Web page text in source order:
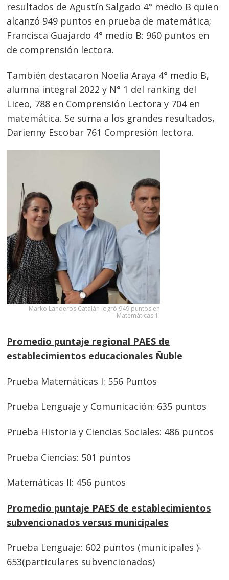
resultados de Agustín Salgado 4° medio B quien
alcanzó 949 puntos en prueba de matemática;
Francisca Guajardo 4° medio B: 960 puntos en
de comprensión lectora.
También destacaron Noelia Araya 4° medio B,
alumna integral 2022 y N° 1 del ranking del
Liceo, 788 en Comprensión Lectora y 704 en
matemática. Se suma a los grandes resultados,
Darienny Escobar 761 Compresión lectora.
Marko Landeros Catalán logró 949 puntos en
Matemáticas 1.
Promedio puntaje regional PAES de
establecimientos educacionales Ñuble
Prueba Matemáticas I: 556 Puntos
Prueba Lenguaje y Comunicación: 635 puntos
Prueba Historia y Ciencias Sociales: 486 puntos
Prueba Ciencias: 501 puntos
Matemáticas II: 456 puntos
Promedio puntaje PAES de establecimientos
subvencionados versus municipales
Prueba Lenguaje: 602 puntos (municipales )-
653(particulares subvencionados)